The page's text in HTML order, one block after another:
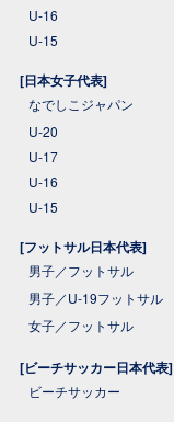
U-16
U-15
[日本女子代表]
なでしこジャパン
U-20
U-17
U-16
U-15
[フットサル日本代表]
男子／フットサル
男子／U-19フットサル
女子／フットサル
[ビーチサッカー日本代表]
ビーチサッカー